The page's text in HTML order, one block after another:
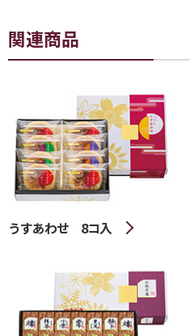
関連商品
うすあわせ 8コ入